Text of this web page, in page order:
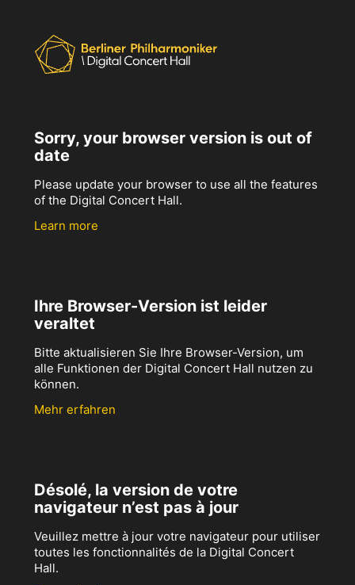
Sorry, your browser version is out of
date
Please update your browser to use all the features
of the Digital Concert Hall.
Learn more
Ihre Browser-Version ist leider
veraltet
Bitte aktualisieren Sie Ihre Browser-Version, um
alle Funktionen der Digital Concert Hall nutzen zu
können.
Mehr erfahren
Désolé, la version de votre
navigateur n’est pas à jour
Veuillez mettre à jour votre navigateur pour utiliser
toutes les fonctionnalités de la Digital Concert
Hall.